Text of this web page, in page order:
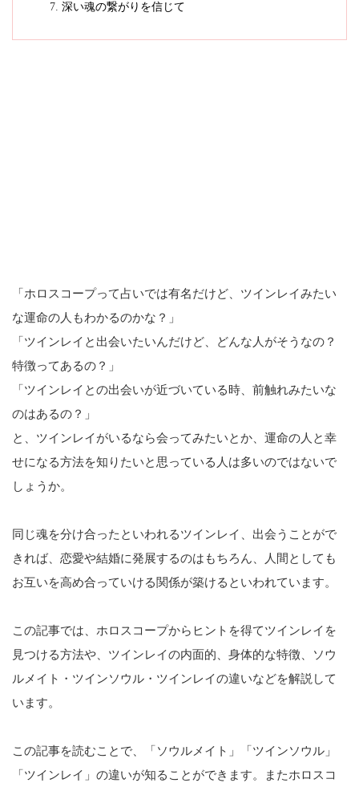
深い魂の繋がりを信じて
「ホロスコープって占いでは有名だけど、ツインレイみたい
な運命の人もわかるのかな？」
「ツインレイと出会いたいんだけど、どんな人がそうなの？
特徴ってあるの？」
「ツインレイとの出会いが近づいている時、前触れみたいな
のはあるの？」
と、ツインレイがいるなら会ってみたいとか、運命の人と幸
せになる方法を知りたいと思っている人は多いのではないで
しょうか。
同じ魂を分け合ったといわれるツインレイ、出会うことがで
きれば、恋愛や結婚に発展するのはもちろん、人間としても
お互いを高め合っていける関係が築けるといわれています。
この記事では、ホロスコープからヒントを得てツインレイを
見つける方法や、ツインレイの内面的、身体的な特徴、ソウ
ルメイト・ツインソウル・ツインレイの違いなどを解説して
います。
この記事を読むことで、「ソウルメイト」「ツインソウル」
「ツインレイ」の違いが知ることができます。またホロスコ